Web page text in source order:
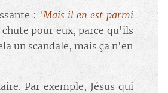
: 'Mais il en est parmi
chute pour eux, parce qu'ils
un scandale, mais ça n'en
Par exemple, Jésus qui